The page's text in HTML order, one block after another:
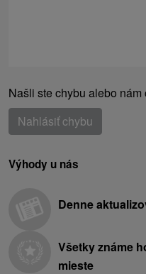
Našli ste chybu alebo
Nahlásiť chybu
Výhody u nás
Denne
Všetky známe
mieste